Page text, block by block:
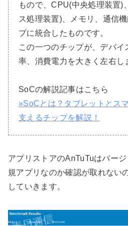
もので、CPU(中央処理装置)
ス処理装置)、メモリ、通信
プに統合したものです。
この一つのチップが、デバイ
率、消費電力を大きく左右し
SoCの解説記事はこちら
»SoCとは？タブレットとス
支えるチップを解説！
アプリストアのAnTuTuはバー
規アプリなのか確認が取れない
していきます。